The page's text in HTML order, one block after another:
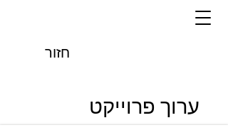
חזור
ערוך פרוייקט